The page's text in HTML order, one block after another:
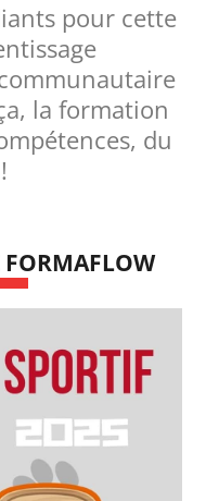
pour cette
la formation
du
FORMAFLOW